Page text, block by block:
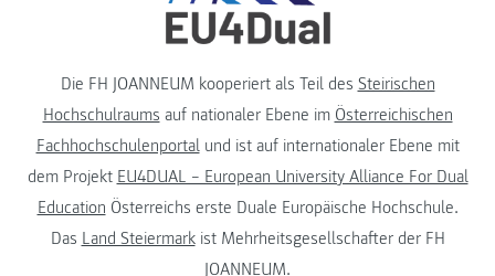
Die FH JOANNEUM kooperiert als Teil des Steirischen
Hochschulraums auf nationaler Ebene im Österreichischen
Fachhochschulenportalund ist auf internationaler Ebene mit
dem Projekt EU4DUAL – European University Alliance For Dual
Education Österreichs erste Duale Europäische Hochschule.
Das Land Steiermarkist Mehrheitsgesellschafter der FH
JOANNEUM.